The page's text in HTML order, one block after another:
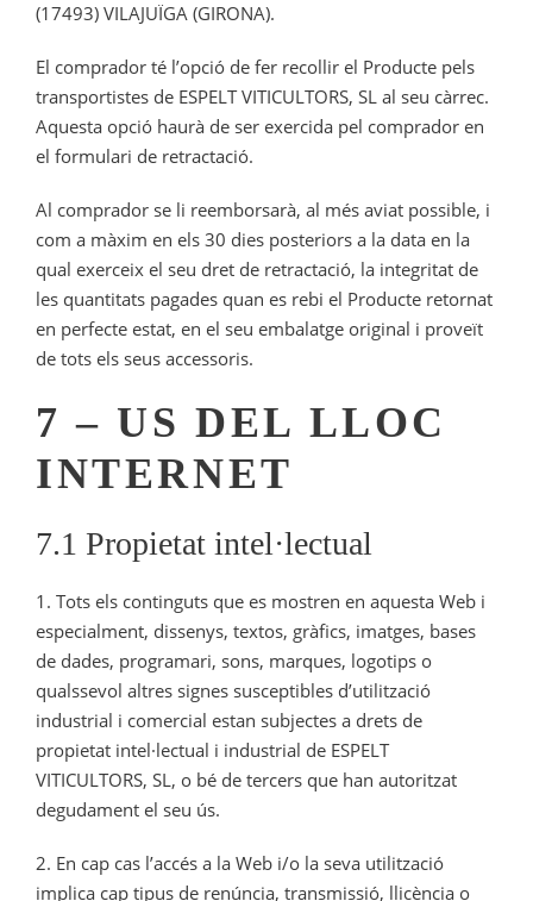
(17493) VILAJUÏGA (GIRONA).
El comprador té l’opció de fer recollir el Producte pels
transportistes de ESPELT VITICULTORS, SL al seu càrrec.
Aquesta opció haurà de ser exercida pel comprador en
el formulari de retractació.
Al comprador se li reemborsarà, al més aviat possible, i
com a màxim en els 30 dies posteriors a la data en la
qual exerceix el seu dret de retractació, la integritat de
les quantitats pagades quan es rebi el Producte retornat
en perfecte estat, en el seu embalatge original i proveït
de tots els seus accessoris.
7 – US DEL LLOC
INTERNET
7.1 Propietat intel·lectual
1. Tots els continguts que es mostren en aquesta Web i
especialment, dissenys, textos, gràfics, imatges, bases
de dades, programari, sons, marques, logotips o
qualssevol altres signes susceptibles d’utilització
industrial i comercial estan subjectes a drets de
propietat intel·lectual i industrial de ESPELT
VITICULTORS, SL, o bé de tercers que han autoritzat
degudament el seu ús.
2. En cap cas l’accés a la Web i/o la seva utilització
implica cap tipus de renúncia, transmissió, llicència o